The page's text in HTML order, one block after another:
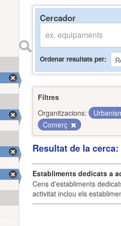
Cercador
Ordenar resultats per
Filtres
Organitzacions:
Comerç
Resultat de la
Establiments dedicats a
Cens d'establiments
activitat inclou els